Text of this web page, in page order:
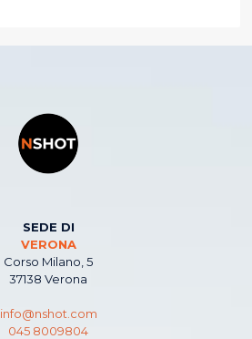
SEDE DI
VERONA
Corso Milano, 5
37138 Verona
info@nshot.com
045 8009804